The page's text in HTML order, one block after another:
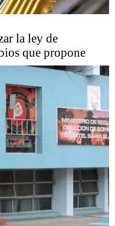
la ley de
que propone